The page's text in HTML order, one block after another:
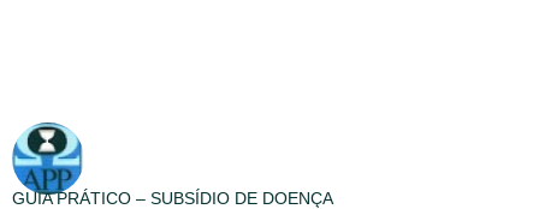
GUIA PRÁTICO – SUBSÍDIO DE DOENÇA